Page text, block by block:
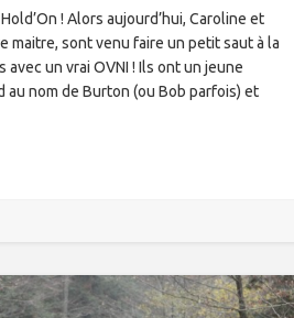
! Alors aujourd’hui, Caroline et
maitre, sont venu faire un petit saut à la
avec un vrai OVNI ! Ils ont un jeune
au nom de Burton (ou Bob parfois) et